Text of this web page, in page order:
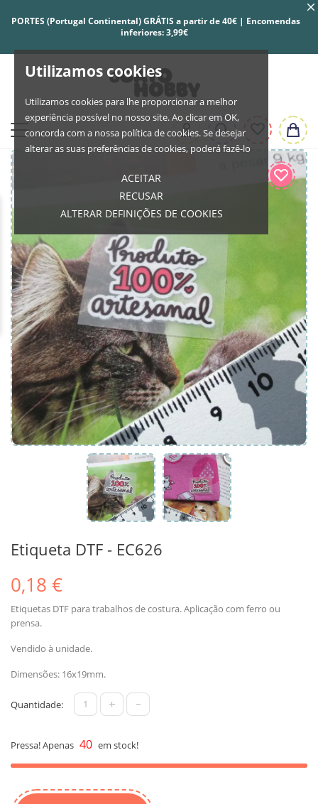
Utilizamos cookies
Utilizamos cookies para lhe proporcionar a melhor
experiência possível no nosso site. Ao clicar em OK,
concorda com a nossa política de cookies. Se desejar
alterar as suas preferências de cookies, poderá fazê-lo
ACEITAR
RECUSAR
ALTERAR DEFINIÇÕES DE COOKIES
PORTES (Portugal Continental) GRÁTIS a partir de 40€ | Encomendas
inferiores: 3,99€
Etiqueta DTF - EC626
0,18 €
Etiquetas DTF para trabalhos de costura. Aplicação com ferro ou
prensa.
Vendido à unidade.
Dimensões: 16x19mm.
Quantidade: + -
Pressa! Apenas 40 em stock!